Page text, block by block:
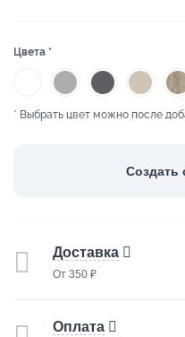
Цвета *
* Выбрать цвет можно после
Создать
Доставка
От 350 ₽
Оплата